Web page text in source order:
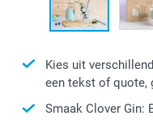
Kies uit
een tekst of quote,
Smaak Clover Gin: